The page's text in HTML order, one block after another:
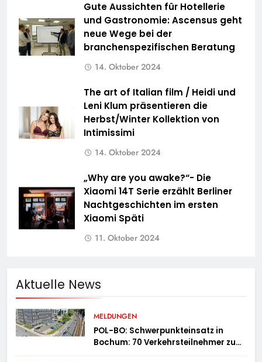
Gute Aussichten für Hotellerie
und Gastronomie: Ascensus geht
neue Wege bei der
branchenspezifischen Beratung
14. Oktober 2024
The art of Italian film / Heidi und
Leni Klum präsentieren die
Herbst/Winter Kollektion von
Intimissimi
14. Oktober 2024
„Why are you awake?“- Die
Xiaomi 14T Serie erzählt Berliner
Nachtgeschichten im ersten
Xiaomi Späti
11. Oktober 2024
Aktuelle News
MELDUNGEN
POL-BO: Schwerpunkteinsatz in
Bochum: 70 Verkehrsteilnehmer zu